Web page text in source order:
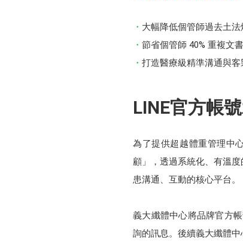
大幅降低個管師過去土
節省個管師 40% 重複文
打造醫療級精準溝通與客
LINE官方帳
為了提供超越體重管理中
顧」，透過系統化、有溫
患溝通、互動的核心平台。
義大纖體中心將品牌官方
詢的訊息。後續義大纖體